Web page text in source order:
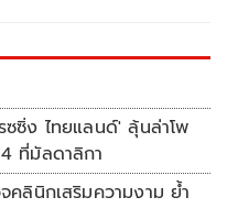
ซิ่ง ไทยแลนด์' ลุ้นล่าโพ
ที่มัลดาลิกา
คลินิกเสริมความงาม ย้ำ